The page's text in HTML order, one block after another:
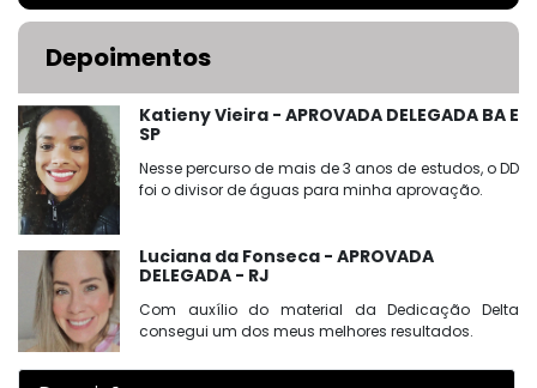
Depoimentos
Katieny Vieira - APROVADA DELEGADA BA E
SP
Nesse percurso de mais de 3 anos de estudos, o DD
foi o divisor de águas para minha aprovação.
Luciana da Fonseca - APROVADA
DELEGADA - RJ
Com auxílio do material da Dedicação Delta
consegui um dos meus melhores resultados.